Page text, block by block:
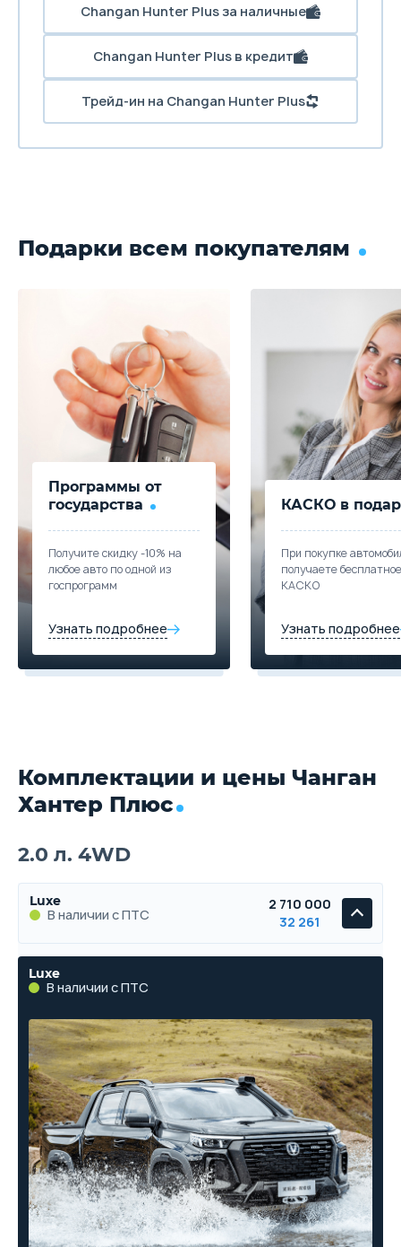
Changan Hunter Plus за наличные
Changan Hunter Plus в кредит
Трейд-ин на Changan Hunter Plus
Подарки всем покупателям
Программы от
государства
Получите скидку -10% на
любое авто по одной из
госпрограмм
Узнать подробнее
КАСКО в
При покупке
получаете бесплатное
КАСКО
Узнать подробнее
Комплектации и цены Чанган
Хантер Плюс
2.0 л. 4WD
Luxe
В наличии с ПТС
2 710 000
32 261
Luxe
В наличии с ПТС